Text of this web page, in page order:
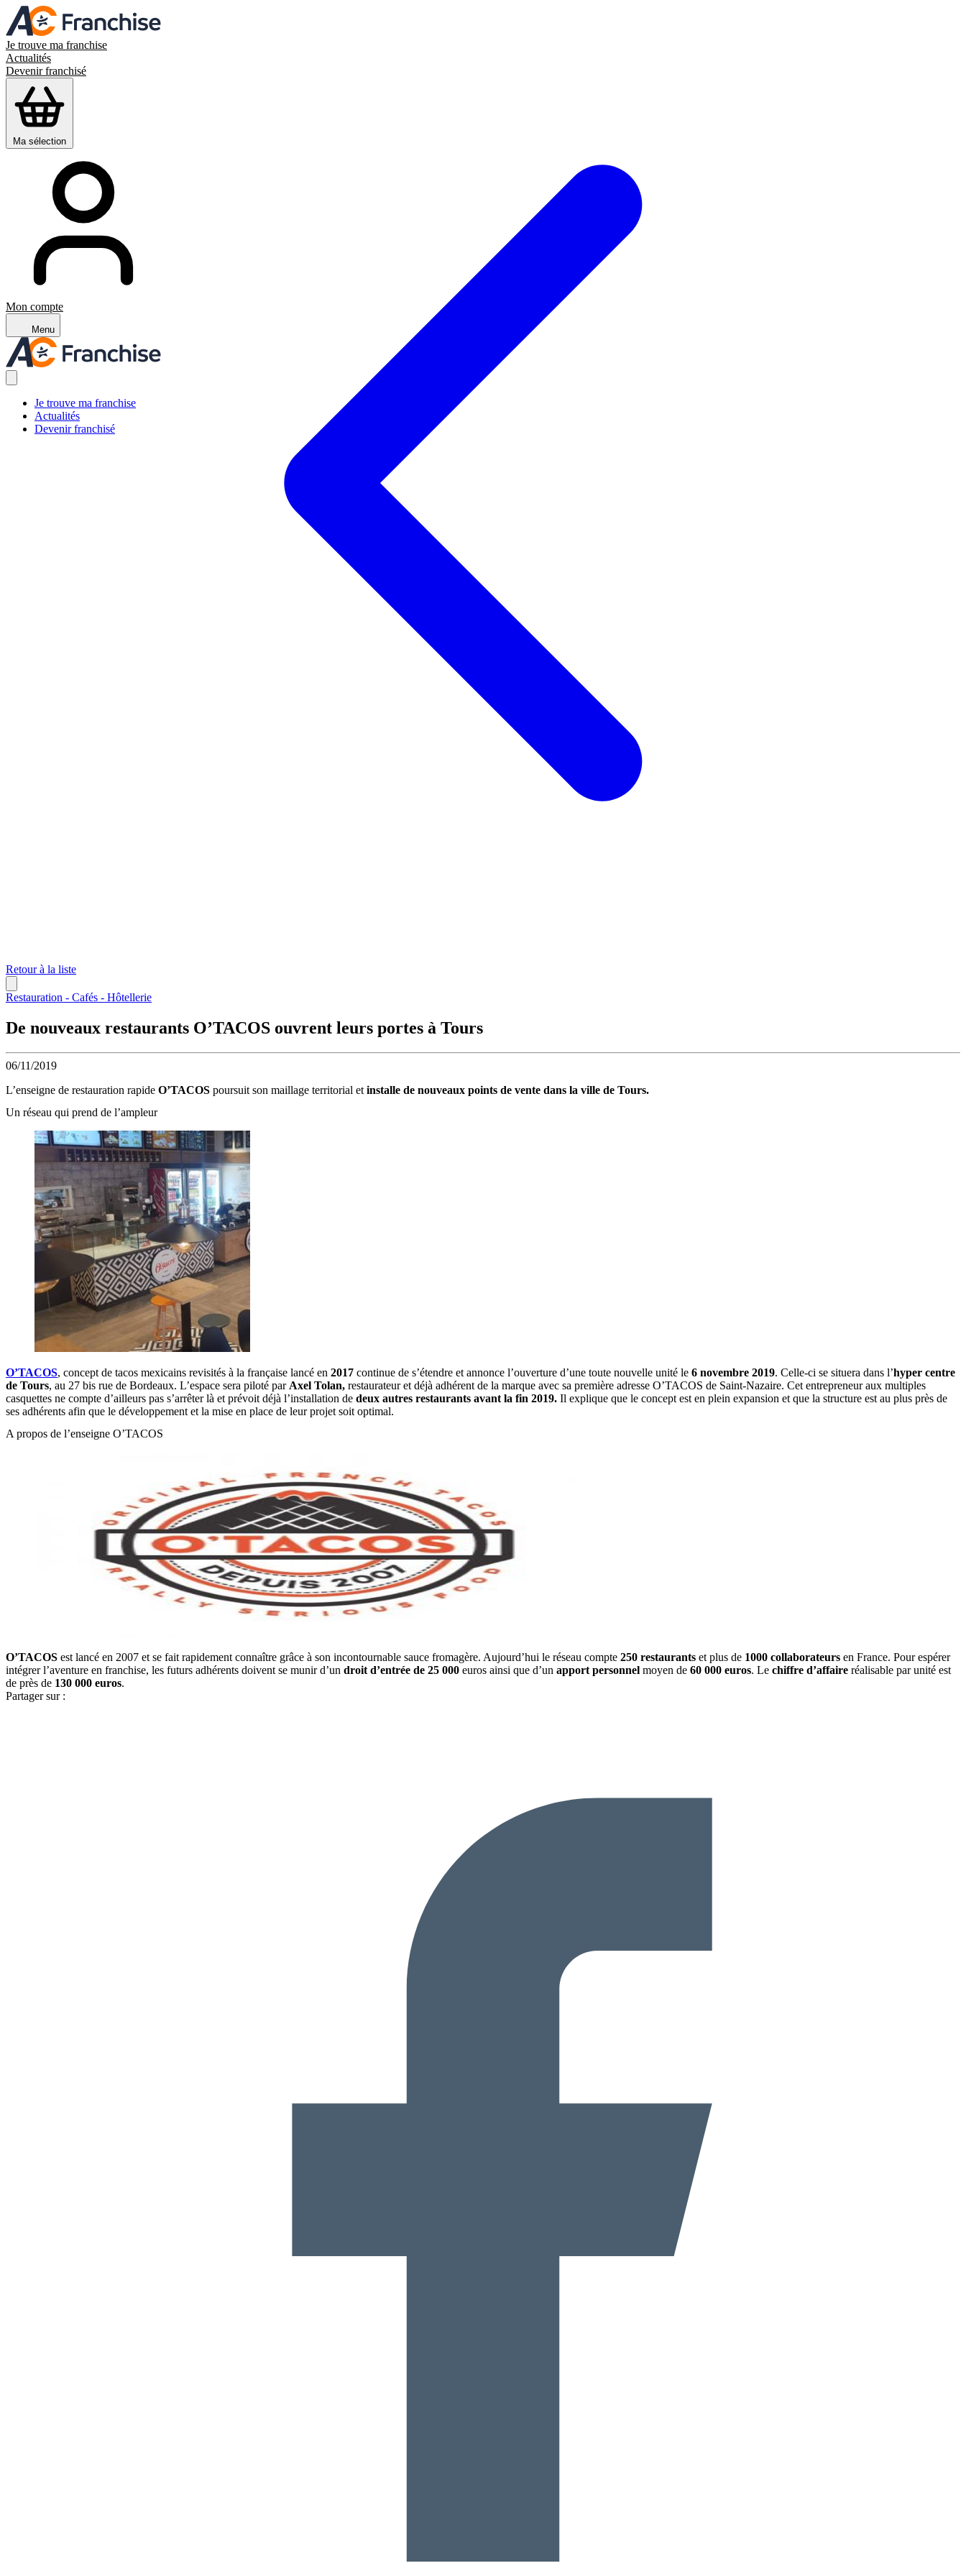
Je trouve ma franchise
Actualités
Devenir franchisé
Ma sélection
Mon compte
Menu
Je trouve ma franchise
Actualités
Devenir franchisé
Retour à la liste
Restauration - Cafés - Hôtellerie
De nouveaux restaurants O’TACOS ouvrent leurs portes à Tours
06/11/2019
L’enseigne de restauration rapide O’TACOS poursuit son maillage territorial et installe de nouveaux points de vente dans la ville de Tours.
Un réseau qui prend de l’ampleur
O’TACOS, concept de tacos mexicains revisités à la française lancé en 2017 continue de s’étendre et annonce l’ouverture d’une toute nouvelle unité le 6 novembre 2019. Celle-ci se situera dans l’hyper centre
de Tours, au 27 bis rue de Bordeaux. L’espace sera piloté par Axel Tolan, restaurateur et déjà adhérent de la marque avec sa première adresse O’TACOS de Saint-Nazaire. Cet entrepreneur aux multiples
casquettes ne compte d’ailleurs pas s’arrêter là et prévoit déjà l’installation de deux autres restaurants avant la fin 2019. Il explique que le concept est en plein expansion et que la structure est au plus près de
ses adhérents afin que le développement et la mise en place de leur projet soit optimal.
A propos de l’enseigne O’TACOS
O’TACOS est lancé en 2007 et se fait rapidement connaître grâce à son incontournable sauce fromagère. Aujourd’hui le réseau compte 250 restaurants et plus de 1000 collaborateurs en France. Pour espérer
intégrer l’aventure en franchise, les futurs adhérents doivent se munir d’un droit d’entrée de 25 000 euros ainsi que d’un apport personnel moyen de 60 000 euros. Le chiffre d’affaire réalisable par unité est
de près de 130 000 euros.
Partager sur :